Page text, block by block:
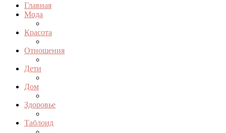
Главная
Мода
Красота
Отношения
Дети
Дом
Здоровье
Таблоид